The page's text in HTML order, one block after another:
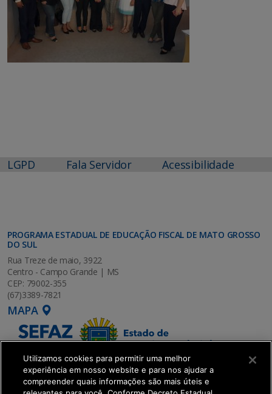
LGPD Fala Servidor Acessibilidade
PROGRAMA ESTADUAL DE EDUCAÇÃO FISCAL DE MATO GROSSO
DO SUL
Rua Treze de maio, 3922
Centro - Campo Grande | MS
CEP: 79002-355
(67)3389-7821
MAPA
Utilizamos cookies para permitir uma melhor
experiência em nosso website e para nos ajudar a
compreender quais informações são mais úteis e